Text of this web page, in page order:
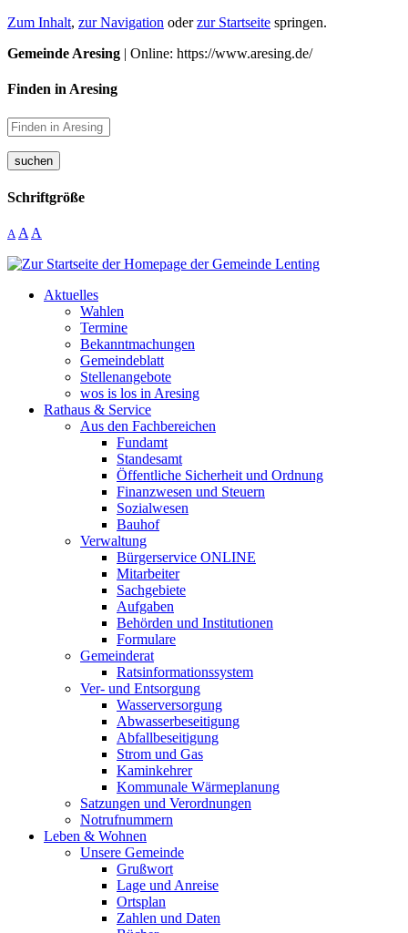
Zum Inhalt, zur Navigation oderzur Startseite springen.
Gemeinde Aresing | Online: https://www.aresing.de/
Finden in Aresing
suchen
Schriftgröße
A A A
Aktuelles
Wahlen
Termine
Bekanntmachungen
Gemeindeblatt
Stellenangebote
wos is los in Aresing
Rathaus & Service
Aus den Fachbereichen
Fundamt
Standesamt
Öffentliche Sicherheit und Ordnung
Finanzwesen und Steuern
Sozialwesen
Bauhof
Verwaltung
Bürgerservice ONLINE
Mitarbeiter
Sachgebiete
Aufgaben
Behörden und Institutionen
Formulare
Gemeinderat
Ratsinformationssystem
Ver- und Entsorgung
Wasserversorgung
Abwasserbeseitigung
Abfallbeseitigung
Strom und Gas
Kaminkehrer
Kommunale Wärmeplanung
Satzungen und Verordnungen
Notrufnummern
Leben & Wohnen
Unsere Gemeinde
Grußwort
Lage und Anreise
Ortsplan
Zahlen und Daten